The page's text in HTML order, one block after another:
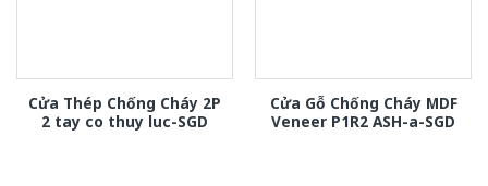
Cửa Thép Chống Cháy 2P
2 tay co thuy luc-SGD
Cửa Gỗ Chống Cháy MDF
Veneer P1R2 ASH-a-SGD